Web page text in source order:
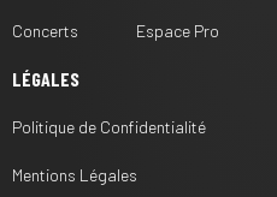
Concerts Espace Pro
LÉGALES
Politique de Confidentialité
Mentions Légales